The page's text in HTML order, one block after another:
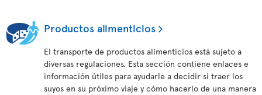
Productos alimenticios
El transporte de productos alimenticios está sujeto a
diversas regulaciones. Esta sección contiene enlaces e
información útiles para ayudarle a decidir si traer los
suyos en su próximo viaje y cómo hacerlo de una manera